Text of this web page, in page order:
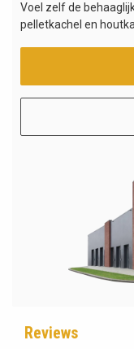
Voel zelf de
pelletkachel en
Reviews